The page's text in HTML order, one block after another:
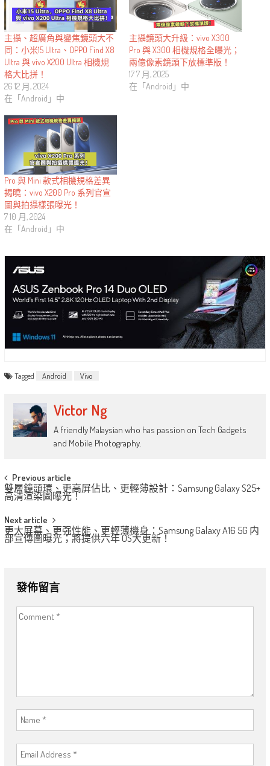
主攝、超廣角與變焦鏡頭大不
同：小米15 Ultra、OPPO Find X8
Ultra 與 vivo X200 Ultra 相機規
格大比拼！
26 12 月, 2024
在「Android」中
主攝鏡頭大升級：vivo X300
Pro 與 X300 相機規格全曝光；
兩億像素鏡頭下放標準版！
17 7 月, 2025
在「Android」中
Pro 與 Mini 款式相機規格差異
揭曉：vivo X200 Pro 系列官宣
圖與拍攝樣張曝光！
7 10 月, 2024
在「Android」中
Tagged Android Vivo
Victor Ng
A friendly Malaysian who has passion on Tech Gadgets
and Mobile Photography.
Post
navigation
Previous article
雙層鏡頭環、更高屏佔比、更輕薄設計：Samsung Galaxy S25+
高清渲染圖曝光！
Next article
更大屏幕、更强性能、更輕薄機身：Samsung Galaxy A16 5G 内
部宣傳圖曝光；將提供六年 OS大更新！
發佈留言